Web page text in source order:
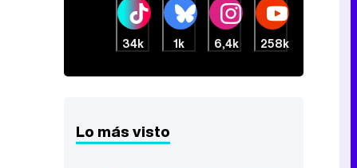
34k 1k 6,4k 258k
Lo más visto